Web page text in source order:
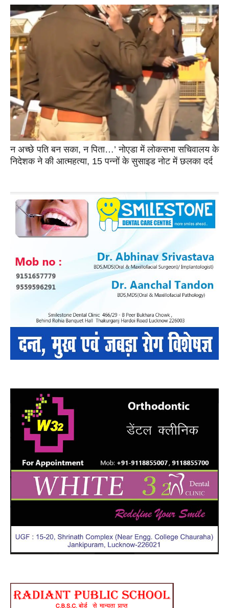
न अच्छे पति बन सका, न पिता…’ नोएडा में लोकसभा सचिवालय के
निदेशक ने की आत्महत्या, 15 पन्नों के सुसाइड नोट में छलका दर्द